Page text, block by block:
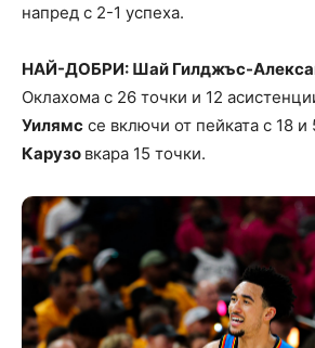
напред с 2-1 успеха.
НАЙ-ДОБРИ: Шай Гилджъс-
Оклахома с 26 точки и 12
Уилямс се включи от пейката с 18 и
Карузо вкара 15 точки.